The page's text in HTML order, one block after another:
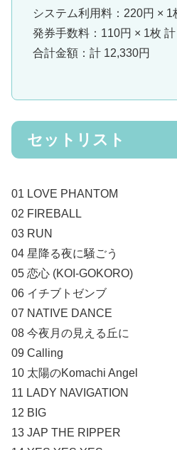
システム利用料：220円 × 1
発券手数料：110円 × 1枚 計
合計金額：計 12,330円
セットリスト
01 LOVE PHANTOM
02 FIREBALL
03 RUN
04 星降る夜に騒ごう
05 恋心 (KOI-GOKORO)
06 イチブトゼンブ
07 NATIVE DANCE
08 今夜月の見える丘に
09 Calling
10 太陽のKomachi Angel
11 LADY NAVIGATION
12 BIG
13 JAP THE RIPPER